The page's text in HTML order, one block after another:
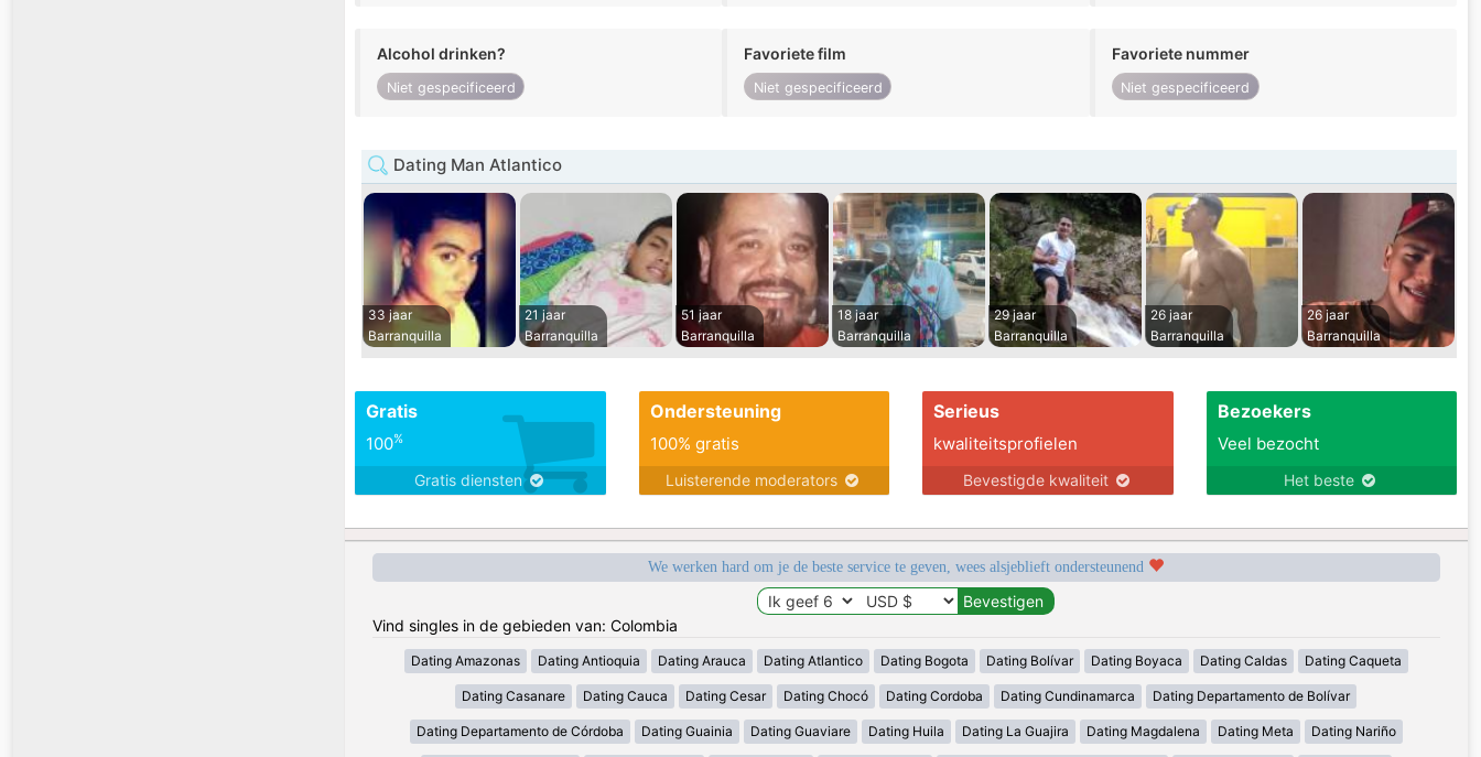
Alcohol drinken?
Niet gespecificeerd
Favoriete film
Niet gespecificeerd
Favoriete nummer
Niet gespecificeerd
Dating Man Atlantico
33 jaar
Barranquilla
21 jaar
Barranquilla
51 jaar
Barranquilla
18 jaar
Barranquilla
29 jaar
Barranquilla
26 jaar
Barranquilla
26 jaar
Barranquilla
Gratis
100%
Gratis diensten
Ondersteuning
100% gratis
Luisterende moderators
Serieus
kwaliteitsprofielen
Bevestigde kwaliteit
Bezoekers
Veel bezocht
Het beste
We werken hard om je de beste service te geven, wees alsjeblieft ondersteunend
Vind singles in de gebieden van: Colombia
Dating Amazonas Dating Antioquia Dating Arauca Dating Atlantico Dating Bogota Dating Bolívar Dating Boyaca Dating Caldas Dating Caqueta
Dating Casanare Dating Cauca Dating Cesar Dating Chocó Dating Cordoba Dating Cundinamarca Dating Departamento de Bolívar
Dating Departamento de Córdoba Dating Guainia Dating Guaviare Dating Huila Dating La Guajira Dating Magdalena Dating Meta Dating Nariño